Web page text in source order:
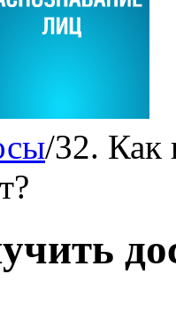
/32. Как